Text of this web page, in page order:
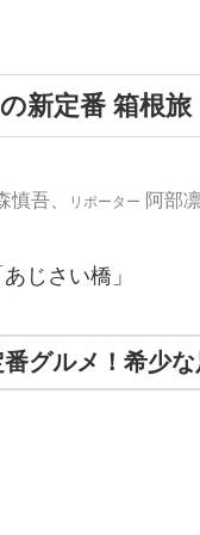
新定番 箱根旅
吾、 リポーター 阿部
あじさい橋」
グルメ！希少